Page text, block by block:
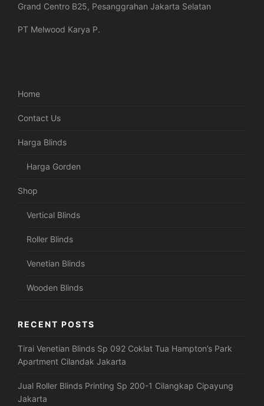
Grand Centro B25, Pesanggrahan Jakarta Selatan
PT Melwood Karya P.
Home
Contact Us
Harga Blinds
Harga Gorden
Shop
Vertical Blinds
Roller Blinds
Venetian Blinds
Wooden Blinds
RECENT POSTS
Tirai Venetian Blinds Sp 092 Coklat Tua Hampton’s Park
Apartment Cilandak Jakarta
Jual Roller Blinds Printing Sp 200-1 Cilangkap Cipayung
Jakarta